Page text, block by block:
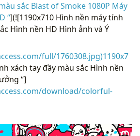
sắc Blast of Smoke 1080P Máy
“](![1190x710 Hình nền máy tính
Hình nền HD Hình ảnh và Ý
full/1760308.jpg)1190x7
xách tay đầy màu sắc Hình nền
“]
download/colorful-